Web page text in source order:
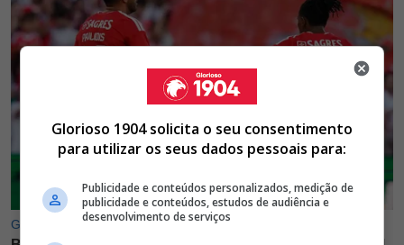
Glorioso 1904 solicita o seu consentimento
para utilizar os seus dados pessoais para:
Publicidade e conteúdos personalizados, medição de
publicidade e conteúdos, estudos de audiência e
desenvolvimento de serviços